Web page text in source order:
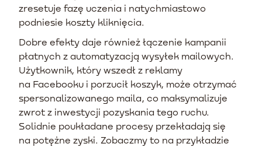
zresetuje fazę uczenia i natychmiastowo
podniesie koszty kliknięcia.
Dobre efekty daje również łączenie kampanii
płatnych z automatyzacją wysyłek mailowych.
Użytkownik, który wszedł z reklamy
na Facebooku i porzucił koszyk, może otrzymać
spersonalizowanego maila, co maksymalizuje
zwrot z inwestycji pozyskania tego ruchu.
Solidnie poukładane procesy przekładają się
na potężne zyski. Zobaczmy to na przykładzie